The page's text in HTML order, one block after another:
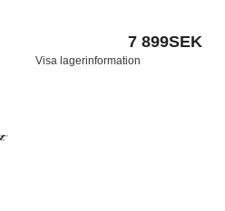
7 899SEK
Visa lagerinformation